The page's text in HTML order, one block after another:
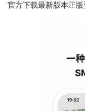
官方下载最新版本正